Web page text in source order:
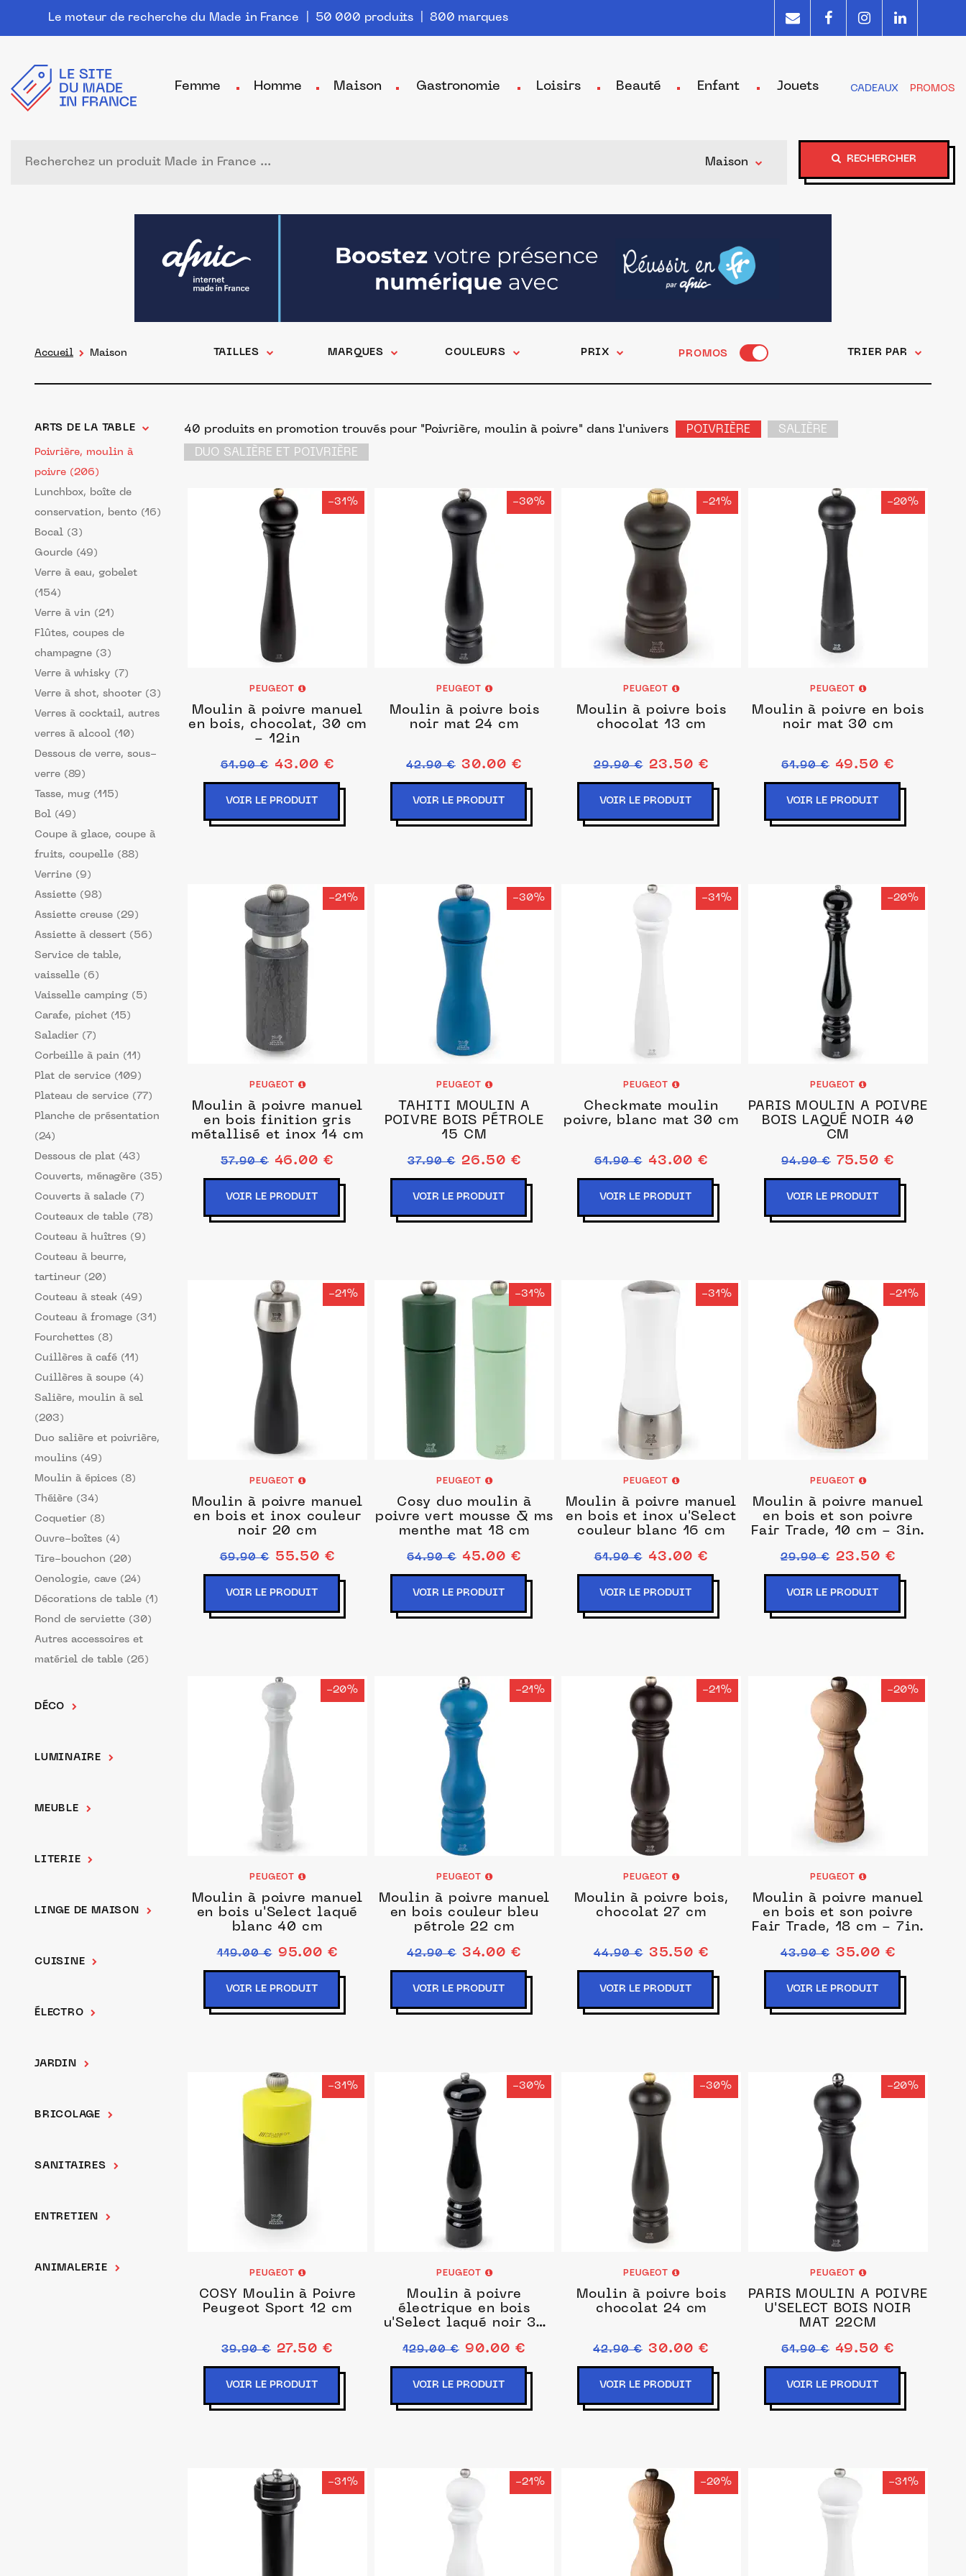
Le moteur de recherche du Made in France | 50 000 produits | 800 marques
Femme Homme Maison Gastronomie Loisirs Beauté Enfant Jouets CADEAUX PROMOS
Maison RECHERCHER
Accueil Maison TAILLES MARQUES COULEURS PRIX PROMOS TRIER PAR
DÉCO
LUMINAIRE
MEUBLE
LITERIE
LINGE DE MAISON
ARTS DE LA TABLE
Lunchbox, boîte de
conservation, bento (16)
Bocal (3)
Gourde (49)
Verre à eau, gobelet
(154)
Verre à vin (21)
Flûtes, coupes de
champagne (3)
Verre à whisky (7)
Verre à shot, shooter (3)
Verres à cocktail, autres
verres à alcool (10)
Dessous de verre, sous-
verre (89)
Tasse, mug (115)
Bol (49)
Coupe à glace, coupe à
fruits, coupelle (88)
Verrine (9)
Assiette (98)
Assiette creuse (29)
Assiette à dessert (56)
Service de table,
vaisselle (6)
Vaisselle camping (5)
Carafe, pichet (15)
Saladier (7)
Corbeille à pain (11)
Plat de service (109)
Plateau de service (77)
Planche de présentation
(24)
Dessous de plat (43)
Couverts, ménagère (35)
Couverts à salade (7)
Couteaux de table (78)
Couteau à huîtres (9)
Couteau à beurre,
tartineur (20)
Couteau à steak (49)
Couteau à fromage (31)
Fourchettes (8)
Cuillères à café (11)
Cuillères à soupe (4)
Salière, moulin à sel
(203)
Poivrière, moulin à
poivre (206)
Duo salière et poivrière,
moulins (49)
Moulin à épices (8)
Théière (34)
Coquetier (8)
Ouvre-boîtes (4)
Tire-bouchon (20)
Oenologie, cave (24)
Décorations de table (1)
Rond de serviette (30)
Autres accessoires et
matériel de table (26)
CUISINE
ÉLECTRO
JARDIN
BRICOLAGE
SANITAIRES
ENTRETIEN
ANIMALERIE
40 produits en promotion trouvés pour "Poivrière, moulin à poivre" dans l'univers POIVRIÈRE
SALIÈRE
DUO SALIÈRE ET POIVRIÈRE
-31%
PEUGEOT
Moulin à poivre manuel
en bois, chocolat, 30 cm
- 12in
61.90 € 43.00 €
VOIR LE PRODUIT
-30%
PEUGEOT
Moulin à poivre bois
noir mat 24 cm
42.90 € 30.00 €
VOIR LE PRODUIT
-21%
PEUGEOT
Moulin à poivre bois
chocolat 13 cm
29.90 € 23.50 €
VOIR LE PRODUIT
-20%
PEUGEOT
Moulin à poivre en bois
noir mat 30 cm
61.90 € 49.50 €
VOIR LE PRODUIT
-21%
PEUGEOT
Moulin à poivre manuel
en bois finition gris
métallisé et inox 14 cm
57.90 € 46.00 €
VOIR LE PRODUIT
-30%
PEUGEOT
TAHITI MOULIN À
POIVRE BOIS PÉTROLE
15 CM
37.90 € 26.50 €
VOIR LE PRODUIT
-31%
PEUGEOT
Checkmate moulin
poivre, blanc mat 30 cm
61.90 € 43.00 €
VOIR LE PRODUIT
-20%
PEUGEOT
PARIS MOULIN À POIVRE
BOIS LAQUÉ NOIR 40
CM
94.90 € 75.50 €
VOIR LE PRODUIT
-21%
PEUGEOT
Moulin à poivre manuel
en bois et inox couleur
noir 20 cm
69.90 € 55.50 €
VOIR LE PRODUIT
-31%
PEUGEOT
Cosy duo moulin à
poivre vert mousse & ms
menthe mat 18 cm
64.90 € 45.00 €
VOIR LE PRODUIT
-31%
PEUGEOT
Moulin à poivre manuel
en bois et inox u'Select
couleur blanc 16 cm
61.90 € 43.00 €
VOIR LE PRODUIT
-21%
PEUGEOT
Moulin à poivre manuel
en bois et son poivre
Fair Trade, 10 cm - 3in.
29.90 € 23.50 €
VOIR LE PRODUIT
-20%
PEUGEOT
Moulin à poivre manuel
en bois u'Select laqué
blanc 40 cm
119.00 € 95.00 €
VOIR LE PRODUIT
-21%
PEUGEOT
Moulin à poivre manuel
en bois couleur bleu
pétrole 22 cm
42.90 € 34.00 €
VOIR LE PRODUIT
-21%
PEUGEOT
Moulin à poivre bois,
chocolat 27 cm
44.90 € 35.50 €
VOIR LE PRODUIT
-20%
PEUGEOT
Moulin à poivre manuel
en bois et son poivre
Fair Trade, 18 cm - 7in.
43.90 € 35.00 €
VOIR LE PRODUIT
-31%
PEUGEOT
COSY Moulin à Poivre
Peugeot Sport 12 cm
39.90 € 27.50 €
VOIR LE PRODUIT
-30%
PEUGEOT
Moulin à poivre
électrique en bois
u'Select laqué noir 34
129.00 € 90.00 €
VOIR LE PRODUIT
-30%
PEUGEOT
Moulin à poivre bois
chocolat 24 cm
42.90 € 30.00 €
VOIR LE PRODUIT
-20%
PEUGEOT
PARIS MOULIN À POIVRE
U'SELECT BOIS NOIR
MAT 22CM
61.90 € 49.50 €
VOIR LE PRODUIT
-31% -21% -20% -31%